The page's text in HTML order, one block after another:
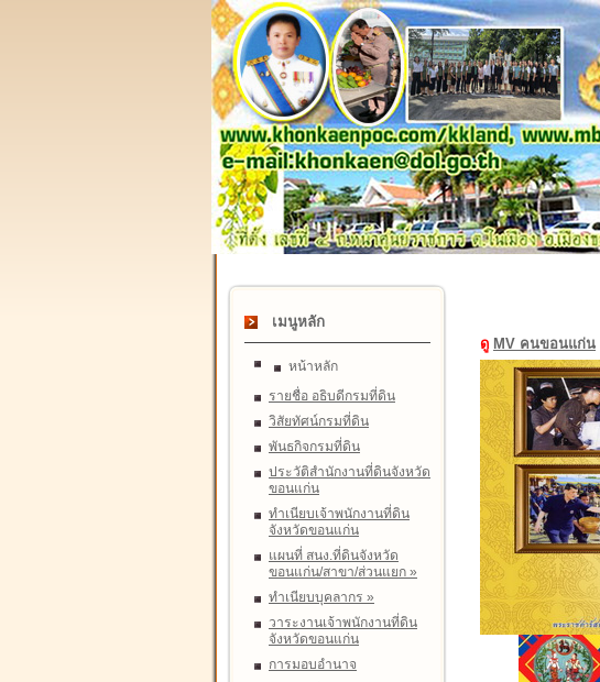
เมนูหลัก
หน้าหลัก
รายชื่อ อธิบดีกรมที่ดิน
วิสัยทัศน์กรมที่ดิน
พันธกิจกรมที่ดิน
ประวัติสำนักงานที่ดินจังหวัด
ขอนแก่น
ทำเนียบเจ้าพนักงานที่ดิน
จังหวัดขอนแก่น
แผนที่ สนง.ที่ดินจังหวัด
ขอนแก่น/สาขา/ส่วนแยก »
ทำเนียบบุคลากร »
วาระงานเจ้าพนักงานที่ดิน
จังหวัดขอนแก่น
การมอบอำนาจ
ดู MV คนขอนแก่น